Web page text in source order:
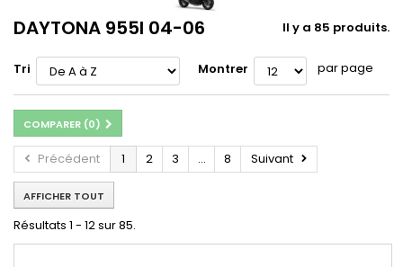
DAYTONA 955I 04-06 Il y a 85 produits.
Tri Montrer par page
COMPARER (0)
Précédent 1 2 3 ... 8 Suivant
AFFICHER TOUT
Résultats 1 - 12 sur 85.